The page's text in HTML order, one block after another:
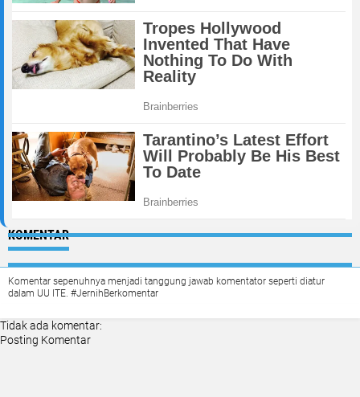
KOMENTAR
Komentar sepenuhnya menjadi tanggung jawab komentator seperti diatur
dalam UU ITE. #JernihBerkomentar
Tidak ada komentar:
Posting Komentar